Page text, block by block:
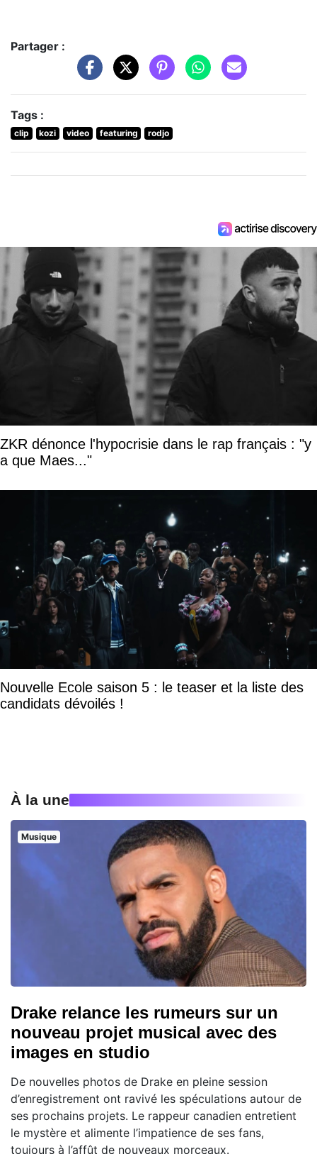
Partager :
Tags :
clip kozi video featuring rodjo
ZKR dénonce l'hypocrisie dans le rap français : "y
a que Maes..."
Nouvelle Ecole saison 5 : le teaser et la liste des
candidats dévoilés !
À la une
Musique
Drake relance les rumeurs sur un
nouveau projet musical avec des
images en studio
De nouvelles photos de Drake en pleine session
d’enregistrement ont ravivé les spéculations autour de
ses prochains projets. Le rappeur canadien entretient
le mystère et alimente l’impatience de ses fans,
toujours à l’affût de nouveaux morceaux.